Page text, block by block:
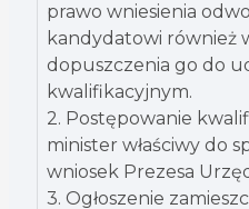
prawo wniesienia
kandydatowi również
dopuszczenia go do
kwalifikacyjnym.
2. Postępowanie
minister właściwy do
wniosek Prezesa
3. Ogłoszenie